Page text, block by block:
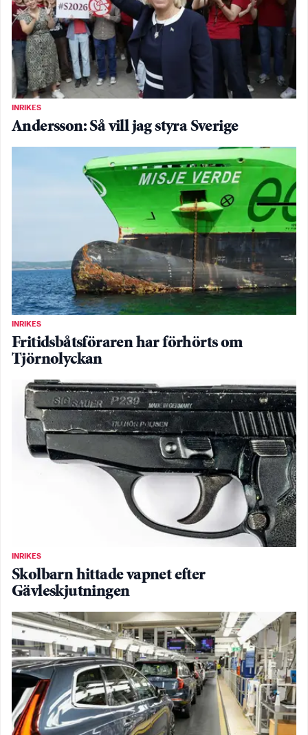
INRIKES
Andersson: Så vill jag styra Sverige
INRIKES
Fritidsbåtsföraren har förhörts om
Tjörnolyckan
INRIKES
Skolbarn hittade vapnet efter
Gävleskjutningen